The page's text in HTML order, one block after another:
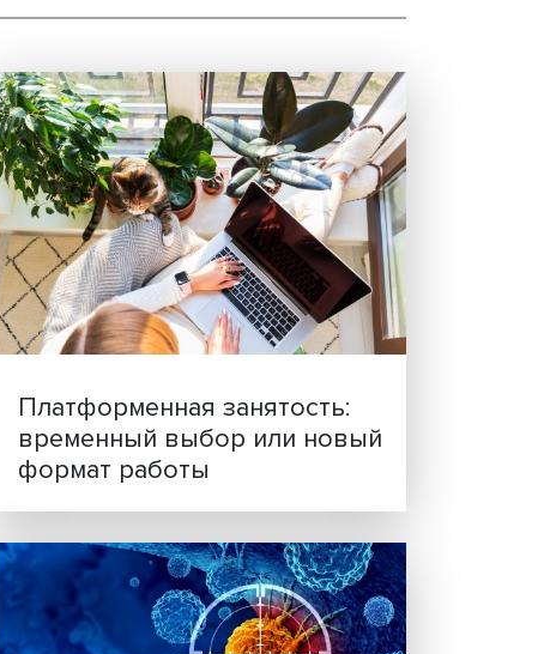
МАТЕРИАЛЫ ВЫПУСКА
Платформенная
временный выбор или
формат работы